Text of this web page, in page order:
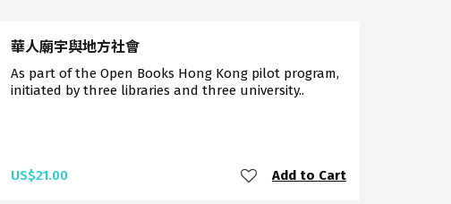
華人廟宇與地方社會
As part of the Open Books Hong Kong pilot program,
initiated by three libraries and three university..
US$21.00 Add to Cart